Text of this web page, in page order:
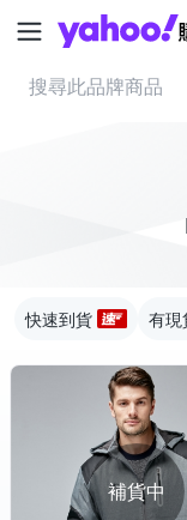
快速到貨 有現
補貨中